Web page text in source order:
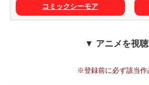
コミックシーモア
▼ アニメを視
※登録前に必ず該当作